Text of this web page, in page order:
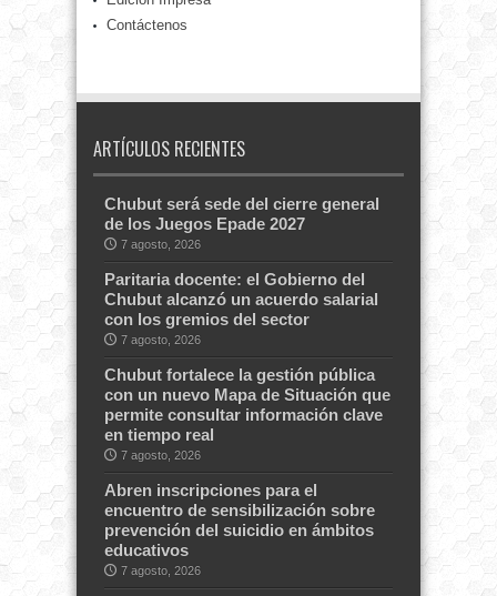
Contáctenos
ARTÍCULOS RECIENTES
Chubut será sede del cierre general
de los Juegos Epade 2027
7 agosto, 2026
Paritaria docente: el Gobierno del
Chubut alcanzó un acuerdo salarial
con los gremios del sector
7 agosto, 2026
Chubut fortalece la gestión pública
con un nuevo Mapa de Situación que
permite consultar información clave
en tiempo real
7 agosto, 2026
Abren inscripciones para el
encuentro de sensibilización sobre
prevención del suicidio en ámbitos
educativos
7 agosto, 2026